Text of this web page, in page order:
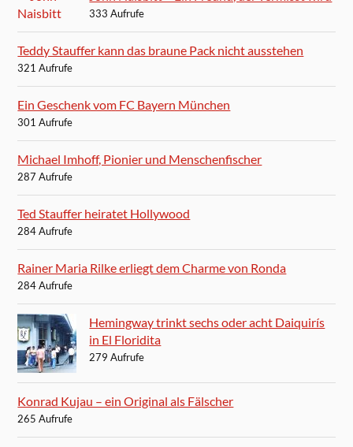
333 Aufrufe
Teddy Stauffer kann das braune Pack nicht ausstehen
321 Aufrufe
Ein Geschenk vom FC Bayern München
301 Aufrufe
Michael Imhoff, Pionier und Menschenfischer
287 Aufrufe
Ted Stauffer heiratet Hollywood
284 Aufrufe
Rainer Maria Rilke erliegt dem Charme von Ronda
284 Aufrufe
Hemingway trinkt sechs oder acht Daiquirís
in El Floridita
279 Aufrufe
Konrad Kujau – ein Original als Fälscher
265 Aufrufe